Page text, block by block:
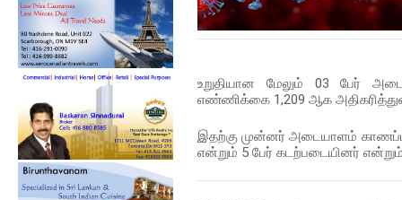
உறுதியான மேலும் 03 பேர்
எண்ணிக்கை 1,209 ஆக
இதற்கு முன்னர் அடையாளம்
என்றும் 5 பேர் கடற்படையினர்